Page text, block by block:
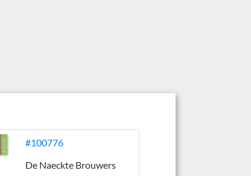
#100776
De Naeckte Brouwers